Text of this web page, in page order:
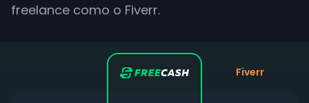
freelance como o Fiverr.
Fiverr